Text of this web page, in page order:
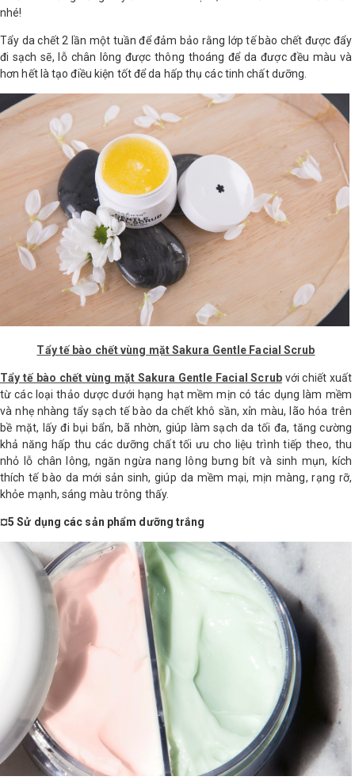
nhé!
Tẩy da chết 2 lần một tuần để đảm bảo rằng lớp tế bào chết được đẩy
đi sạch sẽ, lỗ chân lông được thông thoáng để da được đều màu và
hơn hết là tạo điều kiện tốt để da hấp thụ các tinh chất dưỡng.
Tẩy tế bào chết vùng mặt Sakura Gentle Facial Scrub
Tẩy tế bào chết vùng mặt Sakura Gentle Facial Scrubvới chiết xuất
từ các loại thảo dược dưới hạng hạt mềm mịn có tác dụng làm mềm
và nhẹ nhàng tẩy sạch tế bào da chết khô sần, xỉn màu, lão hóa trên
bề mặt, lấy đi bụi bẩn, bã nhờn, giúp làm sạch da tối đa, tăng cường
khả năng hấp thu các dưỡng chất tối ưu cho liệu trình tiếp theo, thu
nhỏ lỗ chân lông, ngăn ngừa nang lông bưng bít và sinh mụn, kích
thích tế bào da mới sản sinh, giúp da mềm mại, mịn màng, rạng rỡ,
khỏe mạnh, sáng màu trông thấy.
¤5 Sử dụng các sản phẩm dưỡng trắng